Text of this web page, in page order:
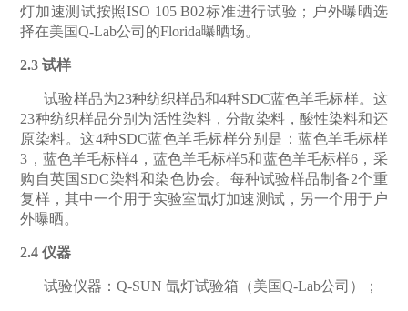
灯加速测试按照ISO 105 B02标准进行试验；户外曝晒选
择在美国Q-Lab公司的Florida曝晒场。
2.3 试样
试验样品为23种纺织样品和4种SDC蓝色羊毛标样。这
23种纺织样品分别为活性染料，分散染料，酸性染料和还
原染料。这4种SDC蓝色羊毛标样分别是：蓝色羊毛标样
3 ，蓝色羊毛标样4 ，蓝色羊毛标样5和蓝色羊毛标样6 ，采
购自英国 SDC染料和染色协会。每种试验样品制备2个重
复样，其中一个用于实验室氙灯加速测试，另一个用于户
外曝晒。
2.4 仪器
试验仪器：Q-SUN氙灯试验箱（美国Q-Lab公司）；